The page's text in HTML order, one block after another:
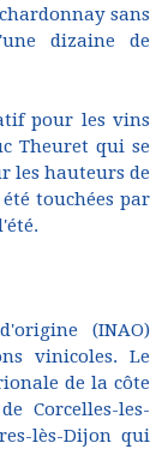
sans
dizaine de
pour les vins
Theuret qui se
les hauteurs de
touchées par
(INAO)
vinicoles. Le
de la côte
Corcelles-les-
lès-Dijon qui